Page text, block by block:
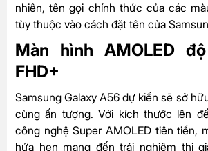
nhiên, tên gọi chính thức của các
tùy thuộc vào cách đặt tên của
Màn hình AMOLED
FHD+
Samsung Galaxy A56 dự kiến sẽ sở
cùng ấn tượng. Với kích thước lên
công nghệ Super AMOLED tiên tiến,
hứa hẹn mang đến trải nghiệm thị